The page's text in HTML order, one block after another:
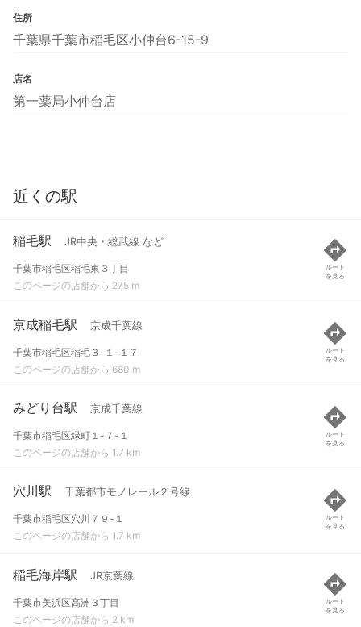
住所
千葉県千葉市稲毛区小仲台6-15-9
店名
第一薬局小仲台店
近くの駅
稲毛駅 JR中央・総武線 など
千葉市稲毛区稲毛東３丁目
このページの店舗から 275 m
ルート
を見る
京成稲毛駅 京成千葉線
千葉市稲毛区稲毛３-１-１７
このページの店舗から 680 m
ルート
を見る
みどり台駅 京成千葉線
千葉市稲毛区緑町１-７-１
このページの店舗から 1.7 km
ルート
を見る
穴川駅 千葉都市モノレール２号線
千葉市稲毛区穴川７９-１
このページの店舗から 1.7 km
ルート
を見る
稲毛海岸駅 JR京葉線
千葉市美浜区高洲３丁目
このページの店舗から 2 km
ルート
を見る